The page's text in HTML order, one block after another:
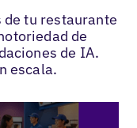
de tu restaurante
de
de IA.
escala.